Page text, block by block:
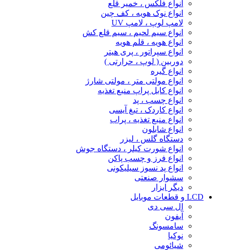
انواع فلکس ، خمیر قلع
انواع نوک هویه ، کف چین
لامپ لوپ ، لامپ UV
انواع سیم لحیم ، سیم قلع کش
انواع هویه ، قلم هویه
انواع سپراتور ، پری هیتر
دوربین ( لوپ ، حرارتی )
انواع گیره
انواع مولتی متر ، مولتی شارژ
انواع کابل پراپ منبع تغذیه
انواع چسب ، پد
انواع کاردک ، تیغ آیسی
انواع منبع تغذیه ، پراب
انواع شابلون
دستگاه گلس ، لیزر
انواع شورت کیلر ، دستگاه جوش
انواع فرز و چسب پاکن
انواع پد نسوز سیلیکونی
سشوار صنعتی
دیگر ابزار
LCD و قطعات موبایل
ال سی دی
آیفون
سامسونگ
نوکیا
شیائومی